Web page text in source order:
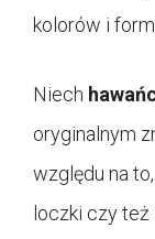
kolorów i
Niech
oryginalnym
względu na
loczki czy